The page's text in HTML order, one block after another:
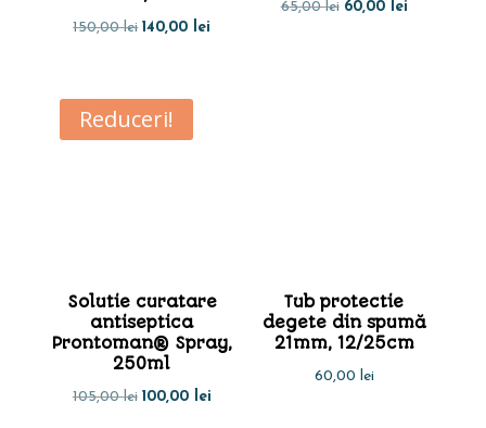
150,00lei Prețul
fost:
140,00 lei
65,00lei Prețul
60,00 leiPrețul
Reduceri!
Solutie curatare
antiseptica
Prontoman® Spray,
250ml
105,00lei Prețul
100,00 leiPrețul
Tub protectie
degete din spumă
21mm, 12/25cm
60,00 lei